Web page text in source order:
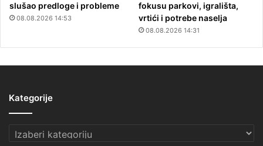
slušao predloge i probleme
08.08.2026 14:53
fokusu parkovi, igrališta,
vrtići i potrebe naselja
08.08.2026 14:31
Kategorije
Kategorije